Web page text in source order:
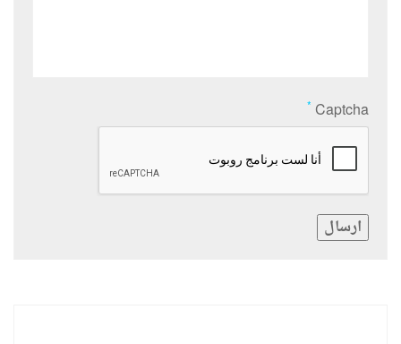
Captcha
*
ارسال